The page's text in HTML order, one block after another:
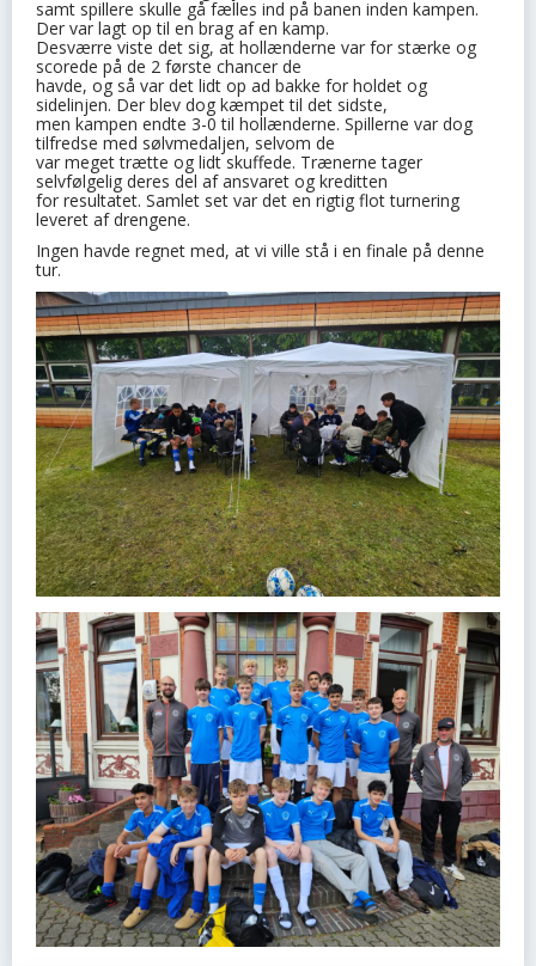
samt spillere skulle gå fælles ind på banen inden kampen.
Der var lagt op til en brag af en kamp.
Desværre viste det sig, at hollænderne var for stærke og
scorede på de 2 første chancer de
havde, og så var det lidt op ad bakke for holdet og
sidelinjen. Der blev dog kæmpet til det sidste,
men kampen endte 3-0 til hollænderne. Spillerne var dog
tilfredse med sølvmedaljen, selvom de
var meget trætte og lidt skuffede. Trænerne tager
selvfølgelig deres del af ansvaret og kreditten
for resultatet. Samlet set var det en rigtig flot turnering
leveret af drengene.
Ingen havde regnet med, at vi ville stå i en finale på denne
tur.